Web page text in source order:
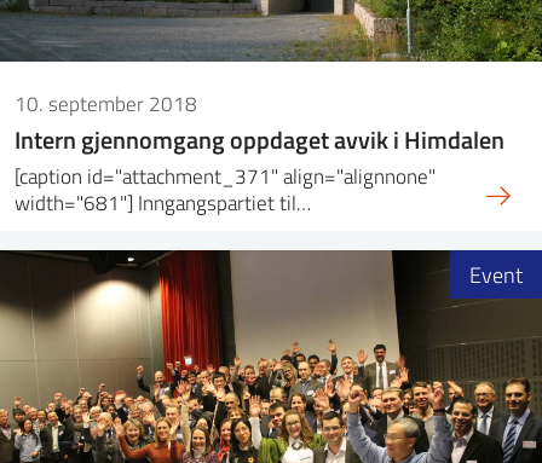
10. september 2018
Intern gjennomgang oppdaget avvik i Himdalen
[caption id="attachment_371" align="alignnone"
width="681"] Inngangspartiet til…
Event